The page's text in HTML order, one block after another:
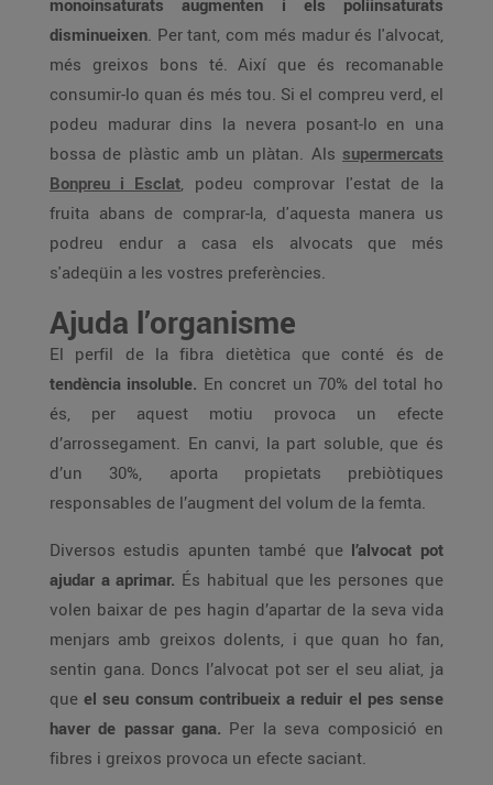
monoinsaturats augmenten i els poliinsaturats
disminueixen. Per tant, com més madur és l'alvocat,
més greixos bons té. Així que és recomanable
consumir-lo quan és més tou. Si el compreu verd, el
podeu madurar dins la nevera posant-lo en una
bossa de plàstic amb un plàtan. Als supermercats
Bonpreu i Esclat, podeu comprovar l'estat de la
fruita abans de comprar-la, d'aquesta manera us
podreu endur a casa els alvocats que més
s'adeqüin a les vostres preferències.
Ajuda l’organisme
El perfil de la fibra dietètica que conté és de
tendència insoluble. En concret un 70% del total ho
és, per aquest motiu provoca un efecte
d’arrossegament. En canvi, la part soluble, que és
d’un 30%, aporta propietats prebiòtiques
responsables de l’augment del volum de la femta.
Diversos estudis apunten també que l’alvocat pot
ajudar a aprimar. És habitual que les persones que
volen baixar de pes hagin d’apartar de la seva vida
menjars amb greixos dolents, i que quan ho fan,
sentin gana. Doncs l’alvocat pot ser el seu aliat, ja
que el seu consum contribueix a reduir el pes sense
haver de passar gana. Per la seva composició en
fibres i greixos provoca un efecte saciant.